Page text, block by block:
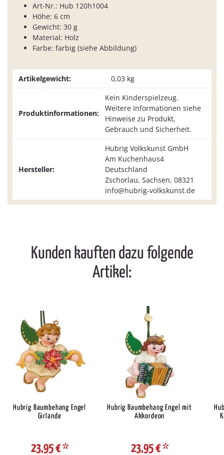
Art-Nr.: Hub 120h1004
Höhe: 6 cm
Gewicht: 30 g
Material: Holz
Farbe: farbig (siehe Abbildung)
Artikelgewicht: 0,03 kg
Produktinformationen:
Kein Kinderspielzeug.
Weitere Informationen siehe
Hinweise zu Produkt,
Gebrauch und Sicherheit.
Hersteller:
Hubrig Volkskunst GmbH
Am Kuchenhaus4
Deutschland
Zschorlau, Sachsen, 08321
info@hubrig-volkskunst.de
Kunden kauften dazu folgende
Artikel:
Hubrig Baumbehang Engel
Girlande
23,95 €*
Hubrig Baumbehang Engel mit
Akkordeon
23,95 €*